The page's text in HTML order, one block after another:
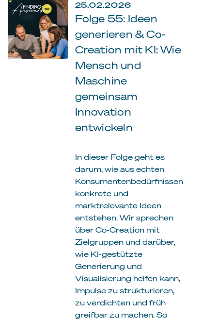
25.02.2026
Folge 55: Ideen
generieren & Co-
Creation mit KI: Wie
Mensch und
Maschine
gemeinsam
Innovation
entwickeln
In dieser Folge geht es
darum, wie aus echten
Konsumentenbedürfnissen
konkrete und
marktrelevante Ideen
entstehen. Wir sprechen
über Co-Creation mit
Zielgruppen und darüber,
wie KI-gestützte
Generierung und
Visualisierung helfen kann,
Impulse zu strukturieren,
zu verdichten und früh
greifbar zu machen. So